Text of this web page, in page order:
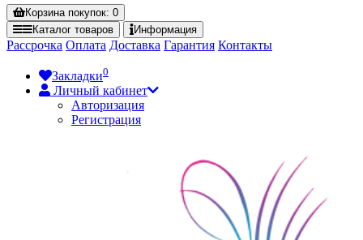
Корзинапокупок: 0
Каталог товаров Информация
Рассрочка Оплата Доставка Гарантия Контакты
Закладки0
Личный кабинет
Авторизация
Регистрация